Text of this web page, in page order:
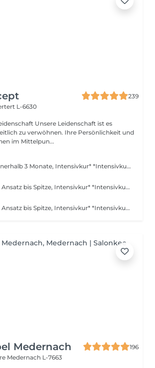
239
L-6630
Leidenschaft ist es
zu verwöhnen. Ihre Persönlichkeit und
im Mittelpun...
Ansatzfärbung innerhalb 3 Monate, Intensivkur* *Intensivkur: Versorgt das Haar mit hochkonzentrierten Pflegewirkstoffen, die tief in die Haarstruktur eindringen und Schäden gezielt reparieren
Haarfärbung von Ansatz bis Spitze, Intensivkur* *Intensivkur: Versorgt das Haar mit hochkonzentrierten Pflegewirkstoffen, die tief in die Haarstruktur eindringen und Schäden gezielt reparieren
Haarfärbung von Ansatz bis Spitze, Intensivkur* *Intensivkur: Versorgt das Haar mit hochkonzentrierten Pflegewirkstoffen, die tief in die Haarstruktur eindringen und Schäden gezielt reparieren
Medernach
196
Medernach L-7663